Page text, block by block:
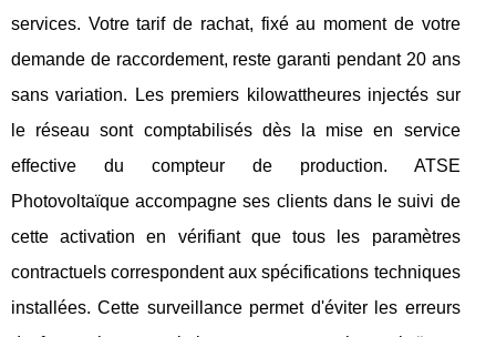
services. Votre tarif de rachat, fixé au moment de votre
demande de raccordement, reste garanti pendant 20 ans
sans variation. Les premiers kilowattheures injectés sur
le réseau sont comptabilisés dès la mise en service
effective du compteur de production. ATSE
Photovoltaïque accompagne ses clients dans le suivi de
cette activation en vérifiant que tous les paramètres
contractuels correspondent aux spécifications techniques
installées. Cette surveillance permet d'éviter les erreurs